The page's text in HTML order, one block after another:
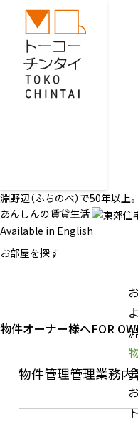
淵野辺（ふちのべ）で50年以上。
あんしんの賃貸生活
Available in English
お部屋を探す
物件オーナー様へFOR
の物件管理管理業務内